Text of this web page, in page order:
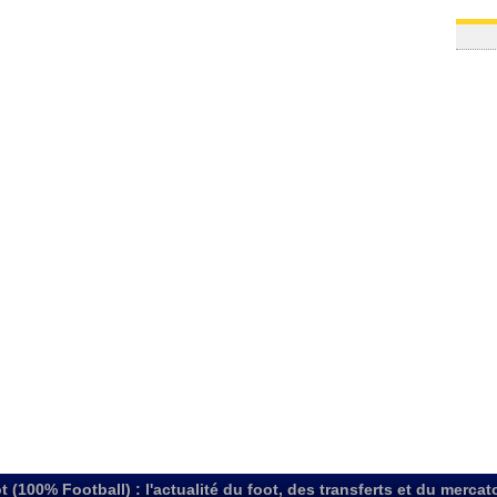
(100% Football) : l'actualité du foot, des transferts et du